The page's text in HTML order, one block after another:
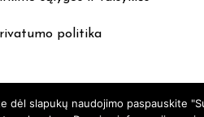
politika
dėl slapukų naudojimo paspauskite